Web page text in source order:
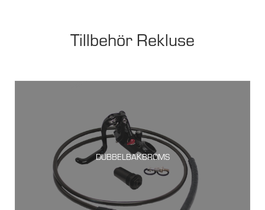
Tillbehör Rekluse
DUBBELBAKBROMS